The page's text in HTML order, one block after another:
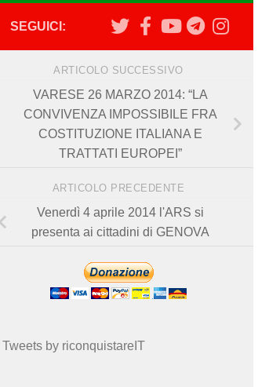
SEGUICI:
ARTICOLO SUCCESSIVO
VARESE 26 MARZO 2014: “LA
CONVIVENZA IMPOSSIBILE FRA
COSTITUZIONE ITALIANA E
TRATTATI EUROPEI”
ARTICOLO PRECEDENTE
Venerdì 4 aprile 2014 l'ARS si
presenta ai cittadini di GENOVA
Tweets by riconquistareIT